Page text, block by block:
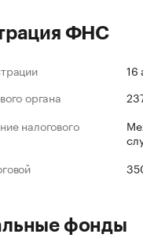
ФНС
16
органа
налогового
фонды